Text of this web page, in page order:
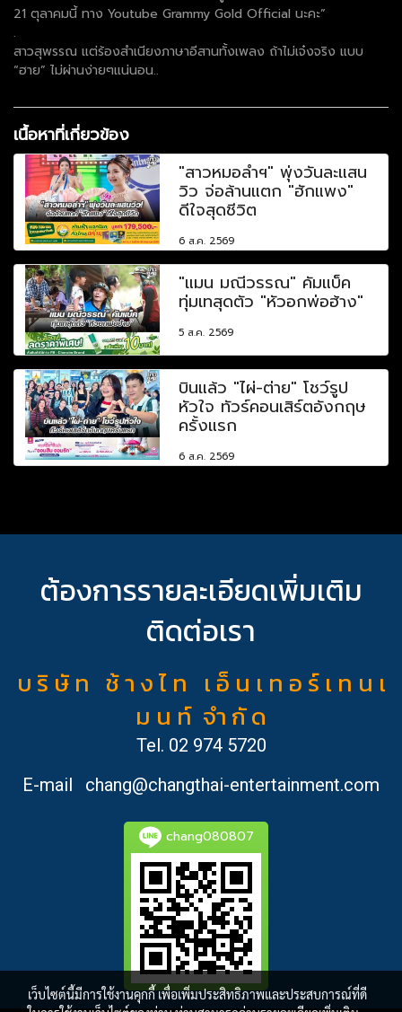
21 ตุลาคมนี้ ทาง Youtube Grammy Gold Official นะคะ”
.
สาวสุพรรณ แต่ร้องสำเนียงภาษาอีสานทั้งเพลง ถ้าไม่เจ๋งจริง แบบ
“ฮาย” ไม่ผ่านง่ายๆแน่นอน..
เนื้อหาที่เกี่ยวข้อง
"สาวหมอลำฯ" พุ่งวันละแสน
วิว จ่อล้านแตก "ฮักแพง"
ดีใจสุดชีวิต
6 ส.ค. 2569
"แมน มณีวรรณ" คัมแบ็ค
ทุ่มเทสุดตัว "หัวอกพ่อฮ้าง"
5 ส.ค. 2569
บินแล้ว "ไผ่-ต่าย" โชว์รูป
หัวใจ ทัวร์คอนเสิร์ตอังกฤษ
ครั้งแรก
6 ส.ค. 2569
ต้องการรายละเอียดเพิ่มเติม
ติดต่อเรา
บ ริ ษั ท ช้ า ง ไ ท เ อ็ น เ ท อ ร์ เ ท น เ
ม น ท์ จำ กั ด
Tel. 02 974 5720
E-mail
chang@changthai-entertainment.com
chang080807
เว็บไซต์นี้มีการใช้งานคุกกี้ เพื่อเพิ่มประสิทธิภาพและประสบการณ์ที่ดี